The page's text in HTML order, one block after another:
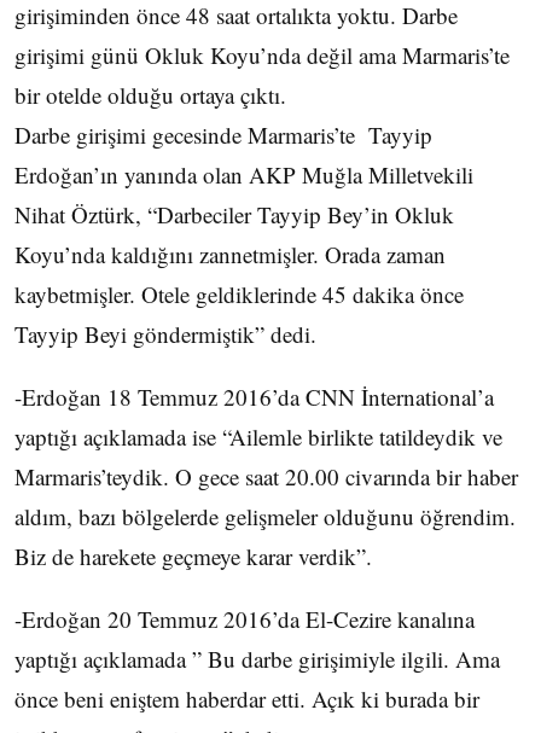
girişiminden önce 48 saat ortalıkta yoktu. Darbe
girişimi günü Okluk Koyu’nda değil ama Marmaris’te
bir otelde olduğu ortaya çıktı.
Darbe girişimi gecesinde Marmaris’te Tayyip
Erdoğan’ın yanında olan AKP Muğla Milletvekili
Nihat Öztürk, “Darbeciler Tayyip Bey’in Okluk
Koyu’nda kaldığını zannetmişler. Orada zaman
kaybetmişler. Otele geldiklerinde 45 dakika önce
Tayyip Beyi göndermiştik” dedi.
-Erdoğan 18 Temmuz 2016’da CNN İnternational’a
yaptığı açıklamada ise “Ailemle birlikte tatildeydik ve
Marmaris’teydik. O gece saat 20.00 civarında bir haber
aldım, bazı bölgelerde gelişmeler olduğunu öğrendim.
Biz de harekete geçmeye karar verdik”.
-Erdoğan 20 Temmuz 2016’da El-Cezire kanalına
yaptığı açıklamada ” Bu darbe girişimiyle ilgili. Ama
önce beni eniştem haberdar etti. Açık ki burada bir